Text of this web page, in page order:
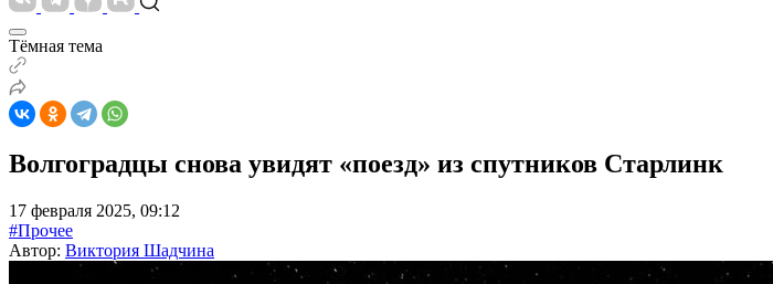
Тёмная тема
Волгоградцы снова увидят «поезд» из спутников Старлинк
17 февраля 2025, 09:12
#Прочее
Автор: Виктория Шадчина